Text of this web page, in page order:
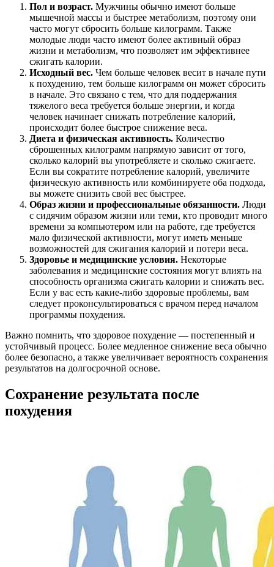
Пол и возраст. Мужчины обычно имеют больше
мышечной массы и быстрее метаболизм, поэтому они
часто могут сбросить больше килограмм. Также
молодые люди часто имеют более активный образ
жизни и метаболизм, что позволяет им эффективнее
сжигать калории.
Исходный вес. Чем больше человек весит в начале пути
к похудению, тем больше килограмм он может сбросить
в начале. Это связано с тем, что для поддержания
тяжелого веса требуется больше энергии, и когда
человек начинает снижать потребление калорий,
происходит более быстрое снижение веса.
Диета и физическая активность. Количество
сброшенных килограмм напрямую зависит от того,
сколько калорий вы употребляете и сколько сжигаете.
Если вы сократите потребление калорий, увеличите
физическую активность или комбинируете оба подхода,
вы можете снизить свой вес быстрее.
Образ жизни и профессиональные обязанности. Люди
с сидячим образом жизни или теми, кто проводит много
времени за компьютером или на работе, где требуется
мало физической активности, могут иметь меньше
возможностей для сжигания калорий и потери веса.
Здоровье и медицинские условия. Некоторые
заболевания и медицинские состояния могут влиять на
способность организма сжигать калории и снижать вес.
Если у вас есть какие-либо здоровые проблемы, вам
следует проконсультироваться с врачом перед началом
программы похудения.
Важно помнить, что здоровое похудение — постепенный и
устойчивый процесс. Более медленное снижение веса обычно
более безопасно, а также увеличивает вероятность сохранения
результатов на долгосрочной основе.
Сохранение результата после
похудения